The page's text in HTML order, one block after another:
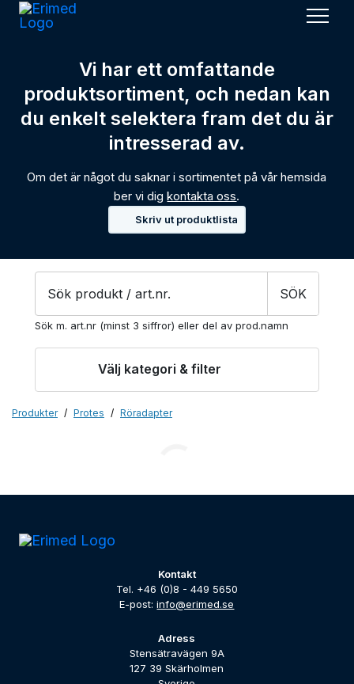
Meny
Vi har ett omfattande
produktsortiment, och nedan kan
du enkelt selektera fram det du är
intresserad av.
Om det är något du saknar i sortimentet på vår hemsida
ber vi digkontakta oss.
Skriv ut produktlista
Products
SÖK
Sök m. art.nr (minst 3 siffror) eller del av prod.namn
Välj kategori & filter
Produkter Protes Röradapter
Kontakt
Tel. +46 (0)8 - 449 5650
E-post:info@erimed.se
Adress
Stensätravägen 9A
127 39 Skärholmen